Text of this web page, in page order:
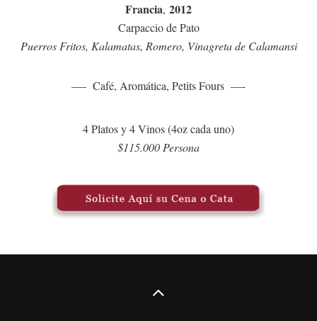
Francia, 2012
Carpaccio de Pato
Puerros Fritos, Kalamatas, Romero, Vinagreta de Calamansi
—- Café, Aromática, Petits Fours —-
4 Platos y 4 Vinos (4oz cada uno)
$115.000 Persona